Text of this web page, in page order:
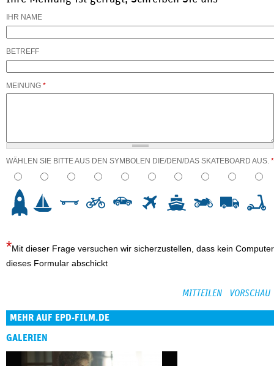
IHR NAME
BETREFF
MEINUNG *
WÄHLEN SIE BITTE AUS DEN SYMBOLEN DIE/DEN/DAS SKATEBOARD AUS. *
Mit dieser Frage versuchen wir sicherzustellen, dass kein Computer
dieses Formular abschickt
MEHR AUF EPD-FILM.DE
GALERIEN